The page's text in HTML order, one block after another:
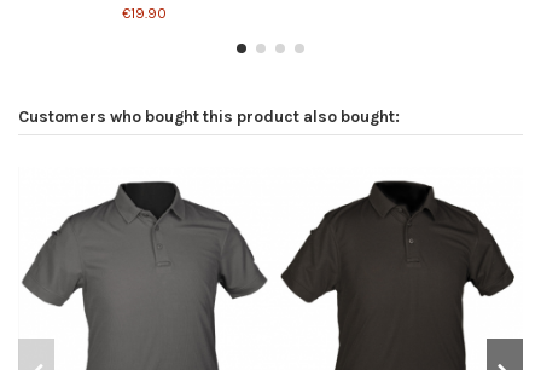
€19.90
Customers who bought this product also bought: